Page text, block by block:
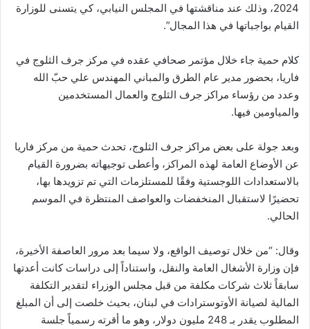
2024، وذلك عند مناقشتها في المجلس النيابي، كي يتسنى للوزارة
القيام بواجباتها في هذا المجال”.
كلام حمية جاء خلال مؤتمر صحافي عقده في مركز جرف الثلوج في
فاريا، بحضور مدير عام الطرق والمباني المهندس علي حبّ الله
وعدد من رؤساء مراكز جرف الثلوج والعمال المستخدمين
والمياومين فيها.
وبعد جولة على بعض مراكز جرف الثلوج، تحدث حمية من مركز فاريا
عن الأوضاع العامة لهذه المراكز، وأعطى توجيهاته بضرورة القيام
بالاستعدادات اللوجستية وفقًا للمستلزمات التي تم تزويدها بها،
تحضيرًا لاستقبال المنخفضات والعواصف المنتظرة في الموسم
الحالي.
وقال: “من خلال توصيف الواقع، ولا سيما بعد مرور العاصفة الأخيرة،
فإن وزارة الأشغال العامة والنقل، واستناداً إلى دراسات كانت أعدتها
سابقاً ثلاث شركات مكلفة من قبل مجلس الوزراء لتقدير التكلفة
المالية لصيانة الأوتوسترادات في لبنان، بحيث خلصت إلى أن المبلغ
المطلوب يقدر بـ 248 مليون دولار، وهو ما أقرته رسمياً جلسة